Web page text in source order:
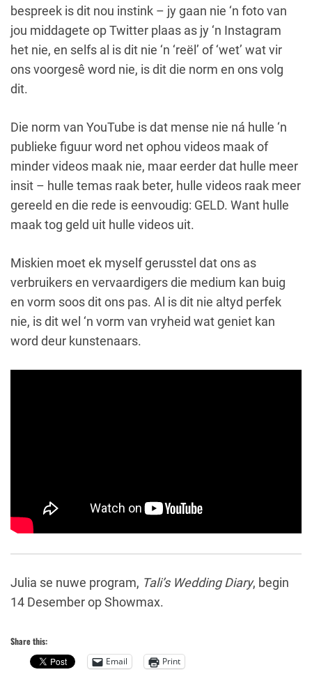
bespreek is dit nou instink – jy gaan nie ‘n foto van
jou middagete op Twitter plaas as jy ‘n Instagram
het nie, en selfs al is dit nie ‘n ‘reël’ of ‘wet’ wat vir
ons voorgesê word nie, is dit die norm en ons volg
dit.
Die norm van YouTube is dat mense nie ná hulle ‘n
publieke figuur word net ophou videos maak of
minder videos maak nie, maar eerder dat hulle meer
insit – hulle temas raak beter, hulle videos raak meer
gereeld en die rede is eenvoudig: GELD. Want hulle
maak tog geld uit hulle videos uit.
Miskien moet ek myself gerusstel dat ons as
verbruikers en vervaardigers die medium kan buig
en vorm soos dit ons pas. Al is dit nie altyd perfek
nie, is dit wel ‘n vorm van vryheid wat geniet kan
word deur kunstenaars.
Julia se nuwe program, Tali’s Wedding Diary, begin
14 Desember op Showmax.
Share this:
Email
Print